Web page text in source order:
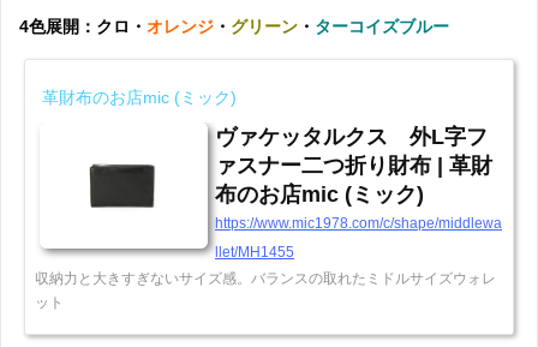
4色展開：クロ・ オレンジ ・ グリーン ・ ターコイズブルー
革財布のお店mic (ミック)
ヴァケッタルクス 外L字フ
ァスナー二つ折り財布 | 革財
布のお店mic (ミック)
https://www.mic1978.com/c/shape/middlewa
llet/MH1455
収納力と大きすぎないサイズ感。バランスの取れたミドルサイズウォレ
ット